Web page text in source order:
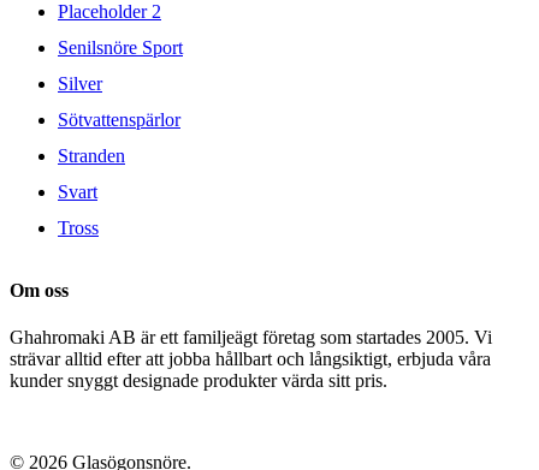
Placeholder 2
Senilsnöre Sport
Silver
Sötvattenspärlor
Stranden
Svart
Tross
Om oss
Ghahromaki AB är ett familjeägt företag som startades 2005. Vi
strävar alltid efter att jobba hållbart och långsiktigt, erbjuda våra
kunder snyggt designade produkter värda sitt pris.
© 2026 Glasögonsnöre.